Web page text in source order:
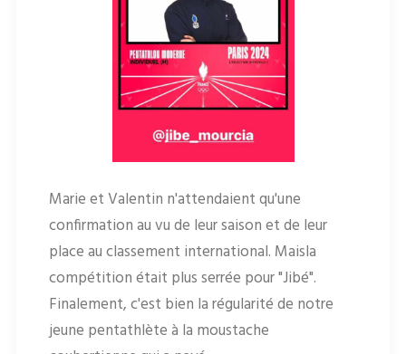
Marie et Valentin n'attendaient qu'une
confirmation au vu de leur saison et de leur
place au classement international. Maisla
compétition était plus serrée pour "Jibé".
Finalement, c'est bien la régularité de notre
jeune pentathlète à la moustache